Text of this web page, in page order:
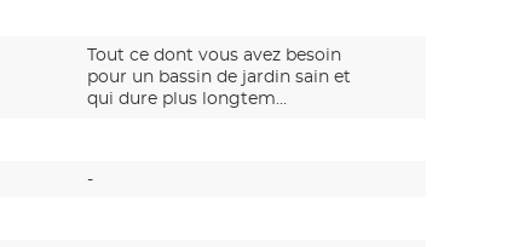
Tout ce dont vous avez besoin
pour un bassin de jardin sain et
qui dure plus longtem…
-